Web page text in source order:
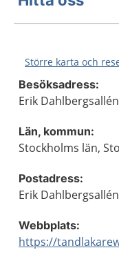
Större karta och
Besöksadress:
Erik
Län, kommun:
Stockholms län,
Postadress:
Erik Dahlbergsallén
Webbplats:
https://